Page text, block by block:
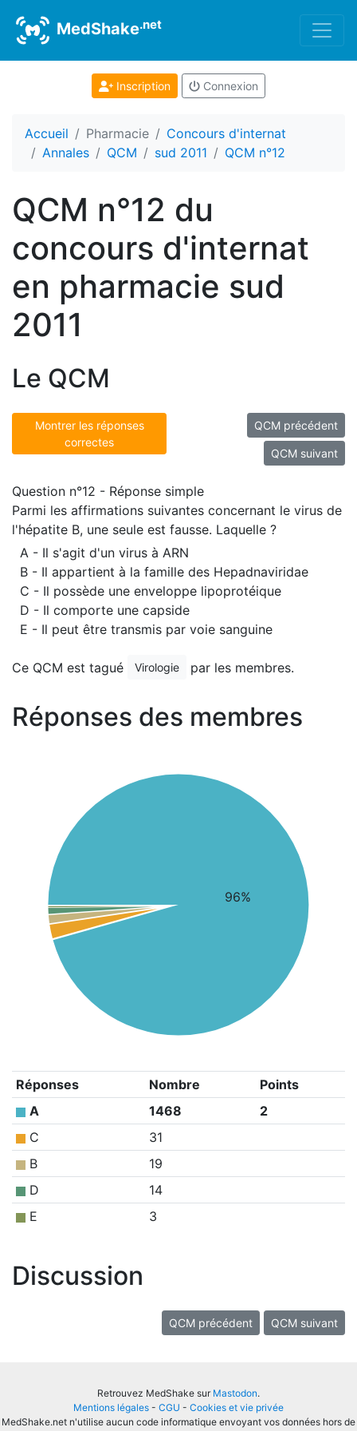
MedShake.net
Inscription Connexion
Accueil Pharmacie
Concours d'internat
Annales
QCM sud 2011 QCM n°12
QCM n°12 du
concours d'internat
en pharmacie sud
2011
Le QCM
Montrer les réponses
correctes
QCM précédent
QCM suivant
Question n°12 - Réponse simple
Parmi les affirmations suivantes concernant le virus de
l'hépatite B, une seule est fausse. Laquelle ?
A - Il s'agit d'un virus à ARN
B - Il appartient à la famille des Hepadnaviridae
C - Il possède une enveloppe lipoprotéique
D - Il comporte une capside
E - Il peut être transmis par voie sanguine
Ce QCM est tagué Virologie par les membres.
Réponses des membres
96%
Réponses Nombre
Points
A
1468
2
C
31
B
19
D
14
E
3
Discussion
QCM précédent QCM suivant
Retrouvez MedShake sur Mastodon.
Mentions légales - CGU - Cookies et vie privée
MedShake.net n'utilise aucun code informatique envoyant vos données hors de